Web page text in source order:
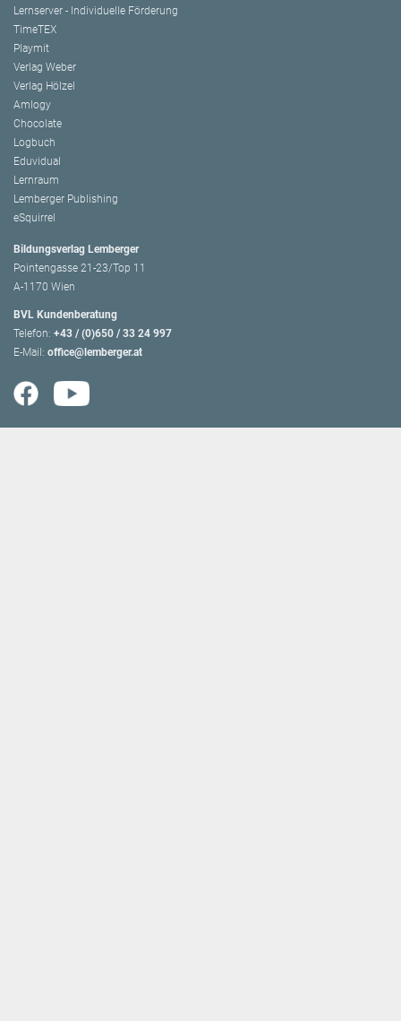
Lernserver - Individuelle Förderung
TimeTEX
Playmit
Verlag Weber
Verlag Hölzel
Amlogy
Chocolate
Logbuch
Eduvidual
Lernraum
Lemberger Publishing
eSquirrel
Bildungsverlag Lemberger
Pointengasse 21-23/Top 11
A-1170 Wien
BVL Kundenberatung
Telefon: +43 / (0)650 / 33 24 997
E-Mail: office@lemberger.at